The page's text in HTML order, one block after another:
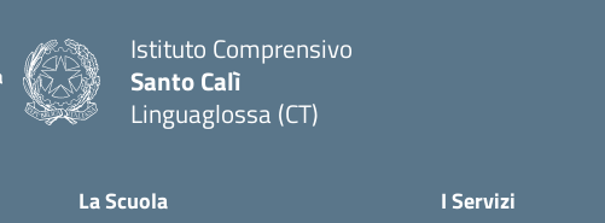
Istituto Comprensivo
Santo Calì
Linguaglossa (CT)
La Scuola I Servizi